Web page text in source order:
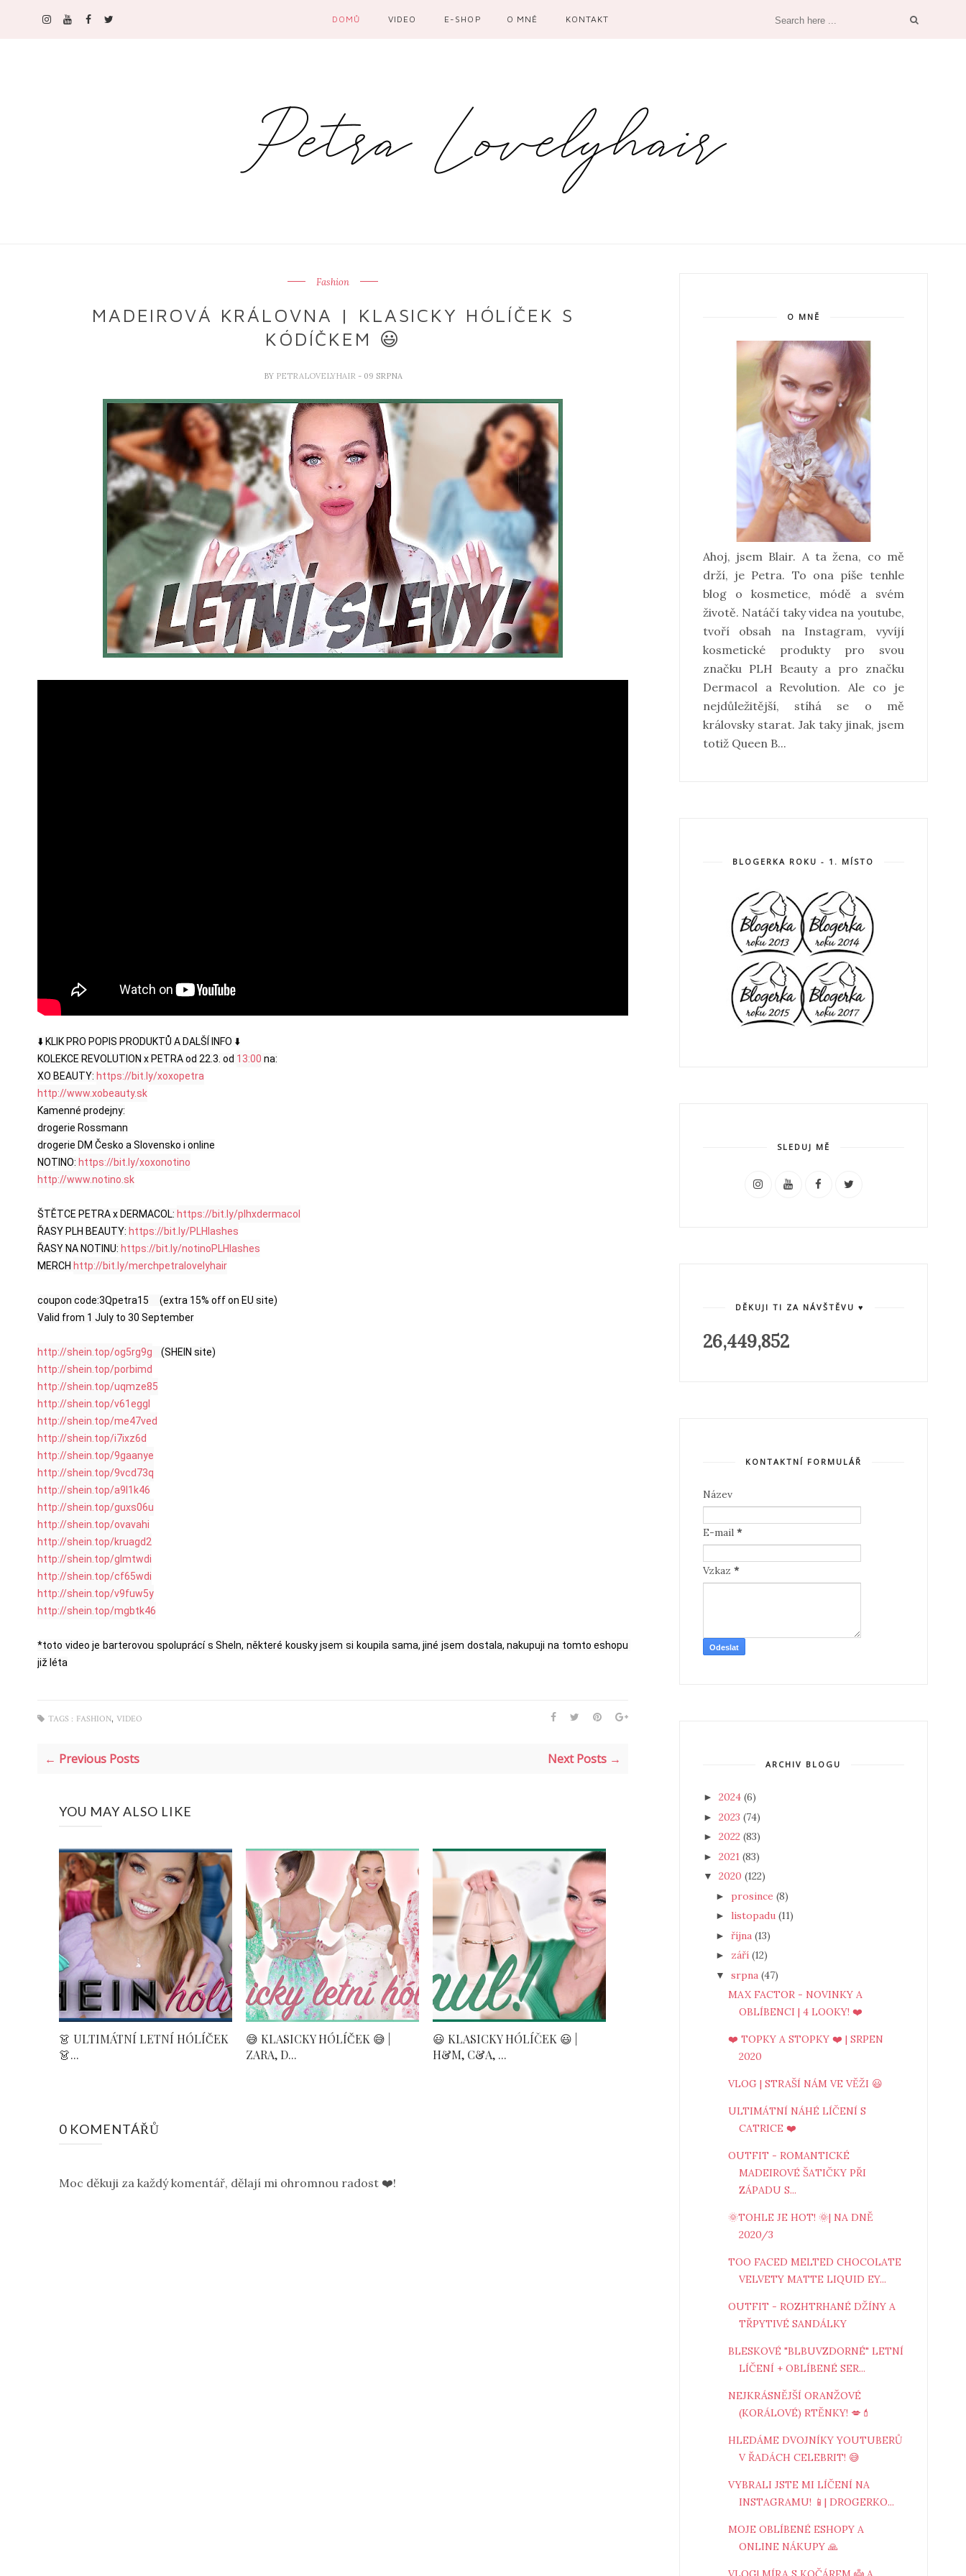
DOMŮ VIDEO E-SHOP O MNĚ KONTAKT
Fashion
MADEIROVÁ KRÁLOVNA | KLASICKY HÓLÍČEK S
KÓDÍČKEM 😃
BY PETRALOVELYHAIR - 09 SRPNA
⬇️ KLIK PRO POPIS PRODUKTŮ A DALŠÍ INFO ⬇️
KOLEKCE REVOLUTION x PETRA od 22.3. od 13:00 na:
XO BEAUTY: https://bit.ly/xoxopetra
http://www.xobeauty.sk
Kamenné prodejny:
drogerie Rossmann
drogerie DM Česko a Slovensko i online
NOTINO: https://bit.ly/xoxonotino
http://www.notino.sk
ŠTĚTCE PETRA x DERMACOL: https://bit.ly/plhxdermacol
ŘASY PLH BEAUTY: https://bit.ly/PLHlashes
ŘASY NA NOTINU: https://bit.ly/notinoPLHlashes
MERCH http://bit.ly/merchpetralovelyhair
coupon code:3Qpetra15     (extra 15% off on EU site)
Valid from 1 July to 30 September
http://shein.top/og5rg9g
http://shein.top/porbimd
http://shein.top/uqmze85
http://shein.top/v61eggl
http://shein.top/me47ved
http://shein.top/i7ixz6d
http://shein.top/9gaanye
http://shein.top/9vcd73q
http://shein.top/a9l1k46
http://shein.top/guxs06u
http://shein.top/ovavahi
http://shein.top/kruagd2
http://shein.top/glmtwdi
http://shein.top/cf65wdi
http://shein.top/v9fuw5y
http://shein.top/mgbtk46
*toto video je barterovou spoluprácí s SheIn, některé kousky jsem si koupila sama, jiné jsem dostala, nakupuji na tomto eshopu
již léta
TAGS : FASHION, VIDEO
← Previous Posts Next Posts →
YOU MAY ALSO LIKE
👗 ULTIMÁTNÍ LETNÍ HÓLÍČEK
👗...
😅 KLASICKY HÓLÍČEK 😅 |
ZARA, D...
😃 KLASICKY HÓLÍČEK 😃 |
H&M, C&A, ...
0 KOMENTÁŘŮ
Moc děkuji za každý komentář, dělají mi ohromnou radost ❤️!
O MNĚ
Ahoj, jsem Blair. A ta žena, co mě
drží, je Petra. To ona píše tenhle
blog o kosmetice, módě a svém
životě. Natáčí taky videa na youtube,
tvoří obsah na Instagram, vyvíjí
kosmetické produkty pro svou
značku PLH Beauty a pro značku
Dermacol a Revolution. Ale co je
nejdůležitější, stíhá se o mě
královsky starat. Jak taky jinak, jsem
totiž Queen B...
BLOGERKA ROKU - 1. MÍSTO
SLEDUJ MĚ
DĚKUJI TI ZA NÁVŠTĚVU ♥
26,449,852
KONTAKTNÍ FORMULÁŘ
Název
E-mail *
Vzkaz *
ARCHIV BLOGU
► 2024 (6)
► 2023 (74)
► 2022 (83)
► 2021 (83)
▼ 2020 (122)
► prosince (8)
► listopadu (11)
► října (13)
► září (12)
▼ srpna (47)
MAX FACTOR - NOVINKY A
OBLÍBENCI | 4 LOOKY! ❤️
❤️ TOPKY A STOPKY ❤️ | SRPEN
2020
VLOG | STRAŠÍ NÁM VE VĚŽI 😃
ULTIMÁTNÍ NÁHÉ LÍČENÍ S
CATRICE ❤️
OUTFIT - ROMANTICKÉ
MADEIROVÉ ŠATIČKY PŘI
ZÁPADU S...
🌞TOHLE JE HOT! 🌞| NA DNĚ
2020/3
TOO FACED MELTED CHOCOLATE
VELVETY MATTE LIQUID EY...
OUTFIT - ROZHTRHANÉ DŽÍNY A
TŘPYTIVÉ SANDÁLKY
BLESKOVÉ "BLBUVZDORNÉ" LETNÍ
LÍČENÍ + OBLÍBENÉ SER...
NEJKRÁSNĚJŠÍ ORANŽOVÉ
(KORÁLOVÉ) RTĚNKY! 💋💄
HLEDÁME DVOJNÍKY YOUTUBERŮ
V ŘADÁCH CELEBRIT! 😅
VYBRALI JSTE MI LÍČENÍ NA
INSTAGRAMU! 📱| DROGERKO...
MOJE OBLÍBENÉ ESHOPY A
ONLINE NÁKUPY 🙏